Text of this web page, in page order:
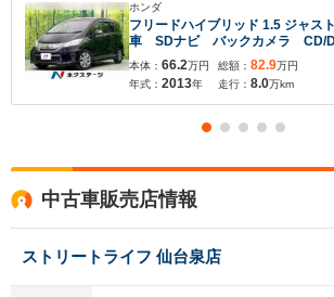
ホンダ
フリードハイブリッド 1.5 ジャス
車 SDナビ バックカメラ CD/
HIDヘッド クルーズコントロー
ドア ビルトインETC オートエ
本体： 66.2万円
年式： 2013年
総額： 82.9万円
走行： 8.0万km
中古車販売店情報
ストリートライフ 仙台泉店
いいえ